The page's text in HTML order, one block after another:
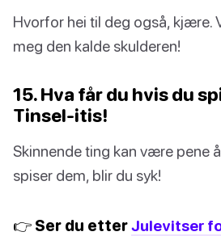
Hvorfor hei til deg også, kjære.
meg den kalde skulderen!
15. Hva får du hvis du
Tinsel-itis!
Skinnende ting kan være pene
spiser dem, blir du syk!
👉 Ser du etterJulevitser